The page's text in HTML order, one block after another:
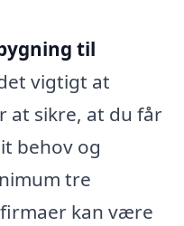
til
vigtigt at
at sikre, at du får
behov og
tre
kan være